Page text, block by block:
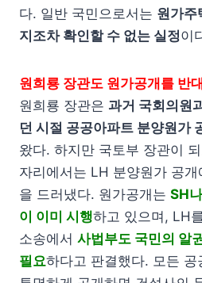
다. 일반 국민으로서는 원가주
지조차 확인할 수 없는 실정이
원희룡 장관도 원가공개를 반대
원희룡 장관은 과거 국회의원
던 시절 공공아파트 분양원가
왔다. 하지만 국토부 장관이
자리에서는 LH 분양원가 공
을 드러냈다. 원가공개는 SH
이 이미 시행하고 있으며, LH
소송에서 사법부도 국민의 알
필요하다고 판결했다. 모든